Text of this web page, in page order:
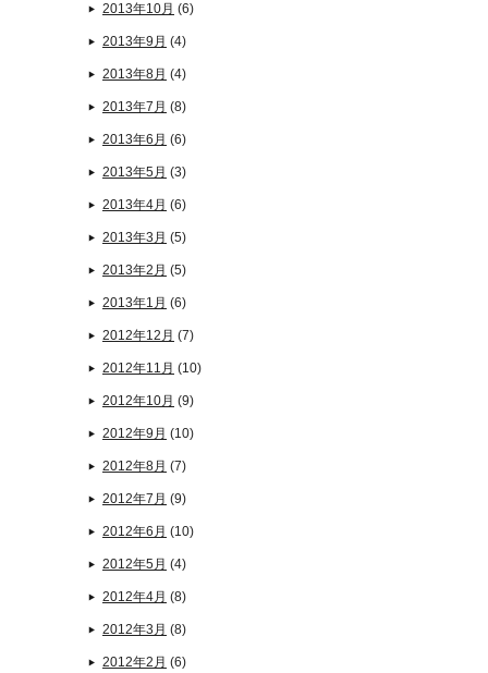
2013年10月 (6)
2013年9月 (4)
2013年8月 (4)
2013年7月 (8)
2013年6月 (6)
2013年5月 (3)
2013年4月 (6)
2013年3月 (5)
2013年2月 (5)
2013年1月 (6)
2012年12月 (7)
2012年11月 (10)
2012年10月 (9)
2012年9月 (10)
2012年8月 (7)
2012年7月 (9)
2012年6月 (10)
2012年5月 (4)
2012年4月 (8)
2012年3月 (8)
2012年2月 (6)